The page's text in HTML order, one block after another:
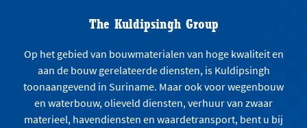
The Kuldipsingh Group
Op het gebied van bouwmaterialen van hoge kwaliteit en
aan de bouw gerelateerde diensten, is Kuldipsingh
toonaangevend in Suriname. Maar ook voor wegenbouw
en waterbouw, olieveld diensten, verhuur van zwaar
materieel, havendiensten en waardetransport, bent u bij